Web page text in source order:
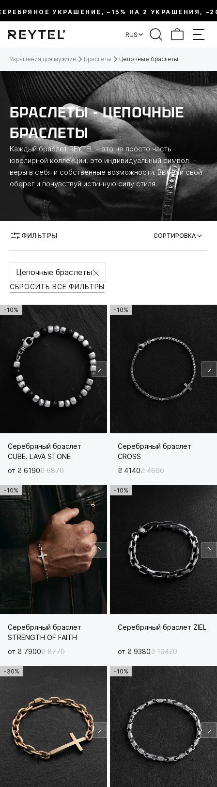
УКРАШЕНИЕ, –15% НА 2 УКРАШЕНИЯ,
RUS
Украшения для мужчин Браслеты Цепочные браслеты
БРАСЛЕТЫ - ЦЕПОЧНЫЕ
БРАСЛЕТЫ
Каждый браслет REYTEL - это не просто часть
ювелирной коллекции, это индивидуальный символ
веры в себя и собственные возможности. Выбери свой
оберег и почувствуй истинную силу стиля.
ФИЛЬТРЫ
ФИЛЬТР
МЕТАЛЛ
ВИД УКРАШЕНИЯ
КОЛЛЕКЦИИ
РАЗМЕР
ТЕМАТИКА
ВОЗМОЖНОСТЬ ГРАВИРОВКИ СОРТИРОВКА
Цепочные браслеты
СБРОСИТЬ ВСЕ ФИЛЬТРЫ
-10%
Серебряный браслет
CUBE. LAVA STONE
от ₴ 6190₴ 6870
-10%
Серебряный браслет
CROSS
₴ 4140₴ 4600
-10%
Серебряный браслет
STRENGTH OF FAITH
от ₴ 7900₴ 8770
-10%
Серебряный браслет ZIEL
от ₴ 9380₴ 10420
-30% -10%